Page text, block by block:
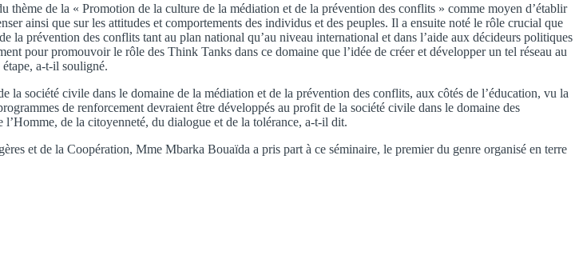
de la « Promotion de la culture de la médiation et de la prévention des conflits » comme moyen d’établir
ainsi que sur les attitudes et comportements des individus et des peuples. Il a ensuite noté le rôle crucial que
prévention des conflits tant au plan national qu’au niveau international et dans l’aide aux décideurs politiques
pour promouvoir le rôle des Think Tanks dans ce domaine que l’idée de créer et développer un tel réseau au
a-t-il souligné.
la société civile dans le domaine de la médiation et de la prévention des conflits, aux côtés de l’éducation, vu la
de renforcement devraient être développés au profit de la société civile dans le domaine des
l’Homme, de la citoyenneté, du dialogue et de la tolérance, a-t-il dit.
et de la Coopération, Mme Mbarka Bouaïda a pris part à ce séminaire, le premier du genre organisé en terre